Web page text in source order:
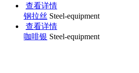
查看详情
钢拉丝 Steel-equipment
查看详情
咖啡银 Steel-equipment